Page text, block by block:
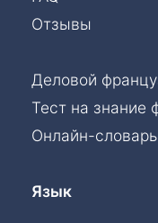
Отзывы
Деловой
Тест на знание
Онлайн-
Язык